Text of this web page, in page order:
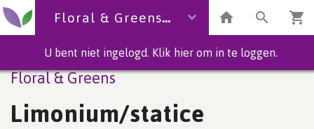
Floral & Greens
U bent niet ingelogd. Klik hier om in te loggen.
Floral & Greens
Limonium/statice